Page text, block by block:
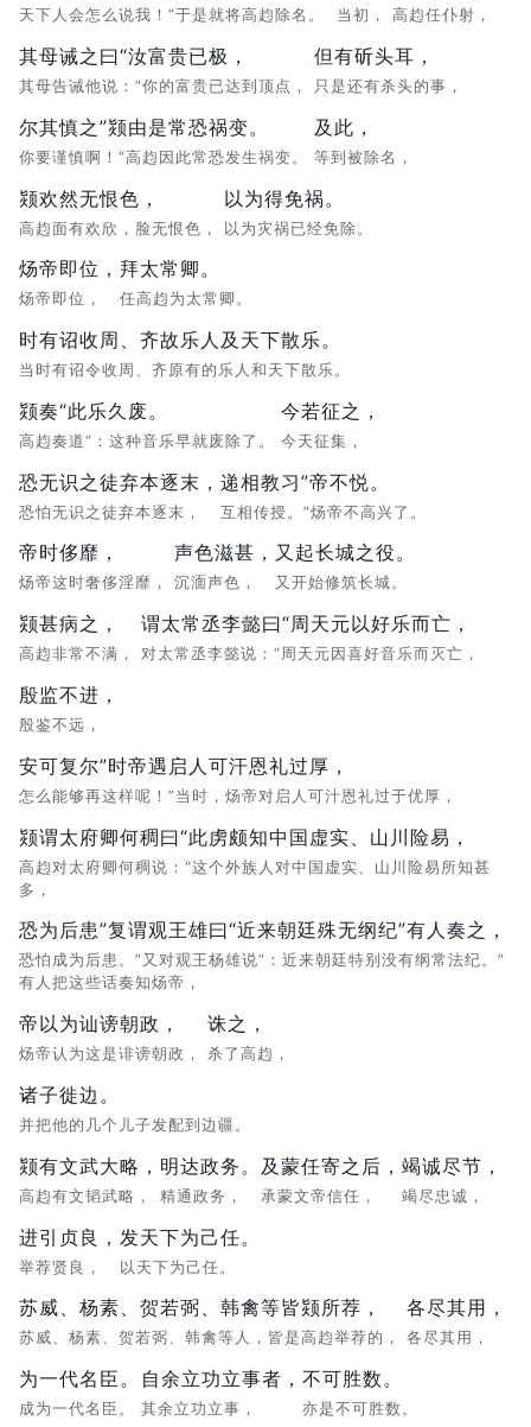
天下人会怎么说我！”于是就将高赹除名。 当初， 高赹任仆射，
其母诫之曰“汝富贵已极，
其母告诫他说：“你的富贵已达到顶点，
但有斫头耳，
只是还有杀头的事，
尔其慎之”颎由是常恐祸变。
你要谨慎啊！”高赹因此常恐发生祸变。
及此，
等到被除名，
颎欢然无恨色，
高赹面有欢欣，脸无恨色，
以为得免祸。
以为灾祸已经免除。
炀帝即位，
炀帝即位，
拜太常卿。
任高赹为太常卿。
时有诏收周、齐故乐人及天下散乐。
当时有诏令收周、齐原有的乐人和天下散乐。
颎奏“此乐久废。
高赹奏道“：这种音乐早就废除了。
今若征之，
今天征集，
恐无识之徒弃本逐末，
恐怕无识之徒弃本逐末，
递相教习”帝不悦。
互相传授。”炀帝不高兴了。
帝时侈靡，
炀帝这时奢侈淫靡，
声色滋甚，
沉湎声色，
又起长城之役。
又开始修筑长城。
颎甚病之，
高赹非常不满，
谓太常丞李懿曰“周天元以好乐而亡，
对太常丞李懿说：“周天元因喜好音乐而灭亡，
殷监不进，
殷鉴不远，
安可复尔”时帝遇启人可汗恩礼过厚，
怎么能够再这样呢！”当时，炀帝对启人可汁恩礼过于优厚，
颎谓太府卿何稠曰“此虏颇知中国虚实、山川险易，
高赹对太府卿何稠说：“这个外族人对中国虚实、山川险易所知甚
多，
恐为后患”复谓观王雄曰“近来朝廷殊无纲纪”有人奏之，
恐怕成为后患。”又对观王杨雄说“：近来朝廷特别没有纲常法纪。”
有人把这些话奏知炀帝，
帝以为讪谤朝政，
炀帝认为这是诽谤朝政，
诛之，
杀了高赹，
诸子徙边。
并把他的几个儿子发配到边疆。
颎有文武大略，
高赹有文韬武略，
明达政务。
精通政务，
及蒙任寄之后，
承蒙文帝信任，
竭诚尽节，
竭尽忠诚，
进引贞良，
举荐贤良，
发天下为己任。
以天下为己任。
苏威、杨素、贺若弼、韩禽等皆颎所荐，
苏威、杨素、贺若弼、韩禽等人，皆是高赹举荐的，
各尽其用，
各尽其用，
为一代名臣。
成为一代名臣。
自余立功立事者，
其余立功立事，
不可胜数。
亦是不可胜数。